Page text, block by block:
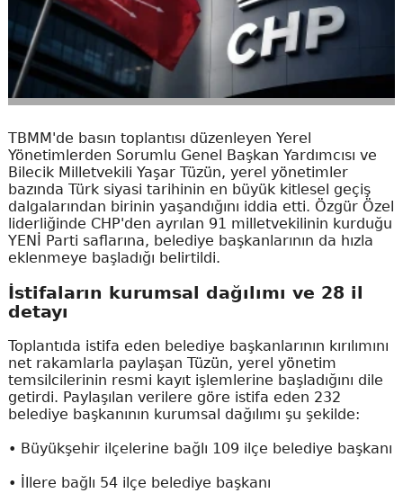
TBMM'de basın toplantısı düzenleyen Yerel
Yönetimlerden Sorumlu Genel Başkan Yardımcısı ve
Bilecik Milletvekili Yaşar Tüzün, yerel yönetimler
bazında Türk siyasi tarihinin en büyük kitlesel geçiş
dalgalarından birinin yaşandığını iddia etti. Özgür Özel
liderliğinde CHP'den ayrılan 91 milletvekilinin kurduğu
YENİ Parti saflarına, belediye başkanlarının da hızla
eklenmeye başladığı belirtildi.
İstifaların kurumsal dağılımı ve 28 il
detayı
Toplantıda istifa eden belediye başkanlarının kırılımını
net rakamlarla paylaşan Tüzün, yerel yönetim
temsilcilerinin resmi kayıt işlemlerine başladığını dile
getirdi. Paylaşılan verilere göre istifa eden 232
belediye başkanının kurumsal dağılımı şu şekilde:
• Büyükşehir ilçelerine bağlı 109 ilçe belediye başkanı
• İllere bağlı 54 ilçe belediye başkanı